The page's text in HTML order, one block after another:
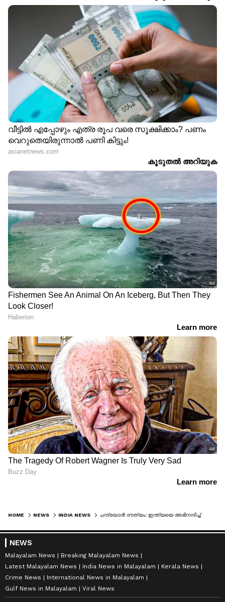
HOME NEWS INDIA NEWS
NEWS
Malayalam News
Breaking Malayalam News
Latest Malayalam News
India News in Malayalam
Kerala News
Crime News
International News in Malayalam
Gulf News in Malayalam
Viral News